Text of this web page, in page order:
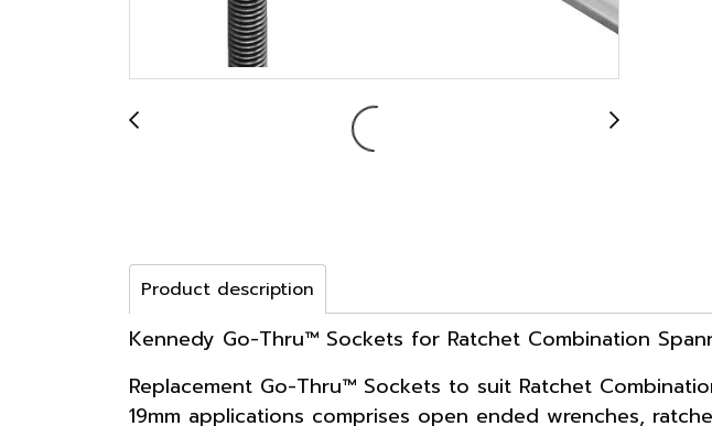
Product description
Kennedy Go-Thru™ Sockets for Ratchet Combination
Replacement Go-Thru™ Sockets to suit Ratchet
19mm applications comprises open ended wrenches,